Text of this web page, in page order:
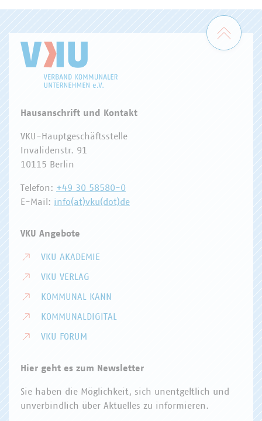
Zum
Hausanschrift und Kontakt
VKU-Hauptgeschäftsstelle
Invalidenstr. 91
10115 Berlin
Telefon: +49 30 58580-0
E-Mail: info(at)vku(dot)de
VKU Angebote
VKU AKADEMIE
VKU VERLAG
KOMMUNAL KANN
KOMMUNALDIGITAL
VKU FORUM
Hier geht es zum Newsletter
Sie haben die Möglichkeit, sich unentgeltlich und
unverbindlich über Aktuelles zu informieren.